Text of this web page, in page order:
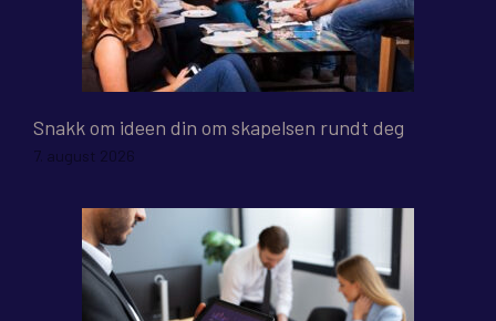
Snakk om ideen din om skapelsen rundt deg
7. august 2026